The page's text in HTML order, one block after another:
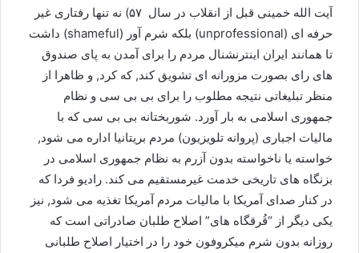
آیت الله خمینی قبل از انقلاب در سال ۵۷) نه تنها رفتاری غیر
حرفه ای (unprofessional) بلکه شرم آور (shameful) داشت
تا همانند ایران اینترنشنال مردم را برای آمدن به پای صندوق
های رای بصورت مزورانه ای تشویق کند, که کرد, و ظاهرا از
منظر تبلیغاتی نتیجه مطلوب را برای بی بی سی و نظام
جمهوری اسلامی به بار آورد. شوربختانه بی بی سی که با
مالیات اجباری (پروانه تلویزیون) مردم بریتانیا اداره می شود,
خواسته یا ناخواسته بدون آزرم به نظام جمهوری اسلامی در
بزنگاه های تاریخی خدمت غیرمستقیم می کند. رادیو فردا که
در کنار صدای آمریکا با مالیات مردم آمریکا تغذیه می شود, نیز
یکی دیگر از “قُرقگاه های” اصلاح طلبان صادراتی است که
روزانه بدون شرم میکروفون خود را در اختیار اصلاح طلبانی